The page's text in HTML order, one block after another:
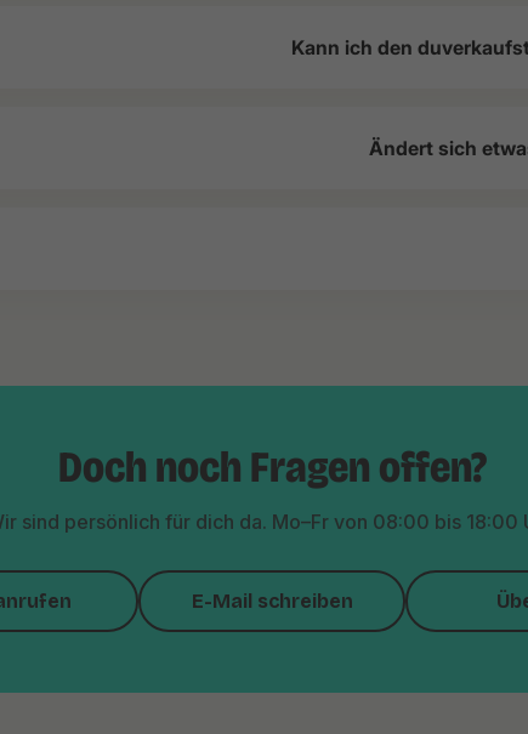
Kann ich den
Ändert sich
Doch noch Fragen offen?
sind persönlich für dich da. Mo–Fr von 08:00 bis 18:00
E-Mail schreiben